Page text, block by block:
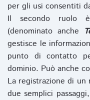
per gli usi consentiti
Il secondo ruolo
(denominato anche
gestisce le
punto di contatto
dominio. Può anche
La registrazione di un
due semplici